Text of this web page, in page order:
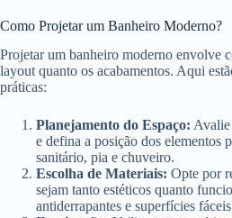
Como Projetar um Banheiro Moderno?
Projetar um banheiro moderno envolve
layout quanto os acabamentos. Aqui
práticas:
Planejamento do Espaço: Avalie
e defina a posição dos elementos
sanitário, pia e chuveiro.
Escolha de Materiais: Opte por
sejam tanto estéticos quanto
antiderrapantes e superfícies